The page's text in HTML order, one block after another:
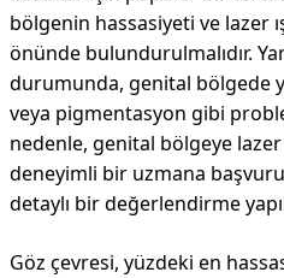
bölgenin hassasiyeti ve lazer
önünde bulundurulmalıdır.
durumunda, genital bölgede
veya pigmentasyon gibi
nedenle, genital bölgeye lazer
deneyimli bir uzmana
detaylı bir değerlendirme
Göz çevresi, yüzdeki en